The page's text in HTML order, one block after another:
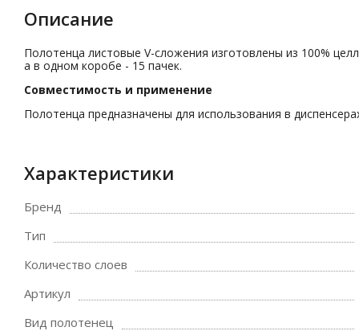
Описание
Полотенца листовые V-сложения изготовлены из 100%
а в одном коробе - 15 пачек.
Совместимость и применение
Полотенца предназначены для использования в
Характеристики
Бренд
Тип
Количество слоев
Артикул
Вид полотенец